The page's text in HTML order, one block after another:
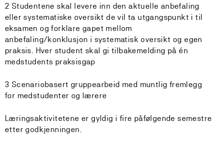
2 Studentene skal levere inn den aktuelle anbefaling
eller systematiske oversikt de vil ta utgangspunkt i til
eksamen og forklare gapet mellom
anbefaling/konklusjon i systematisk oversikt og egen
praksis. Hver student skal gi tilbakemelding på én
medstudents praksisgap
3 Scenariobasert gruppearbeid med muntlig fremlegg
for medstudenter og lærere
Læringsaktivitetene er gyldig i fire påfølgende semestre
etter godkjenningen.